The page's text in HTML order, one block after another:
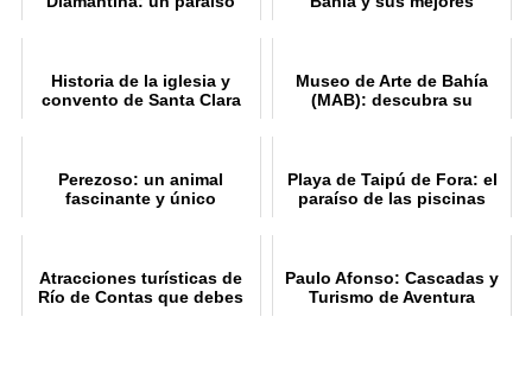
Historia de la iglesia y
convento de Santa Clara
Museo de Arte de Bahía
(MAB): descubra su
Perezoso: un animal
fascinante y único
Playa de Taipú de Fora: el
paraíso de las piscinas
Atracciones turísticas de
Río de Contas que debes
Paulo Afonso: Cascadas y
Turismo de Aventura